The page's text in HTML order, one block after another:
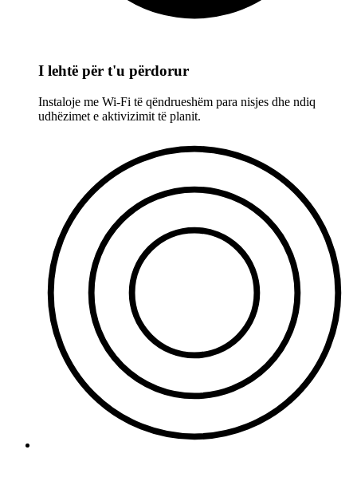
I lehtë për t'u përdorur
Instaloje me Wi-Fi të qëndrueshëm para nisjes dhe ndiq
udhëzimet e aktivizimit të planit.